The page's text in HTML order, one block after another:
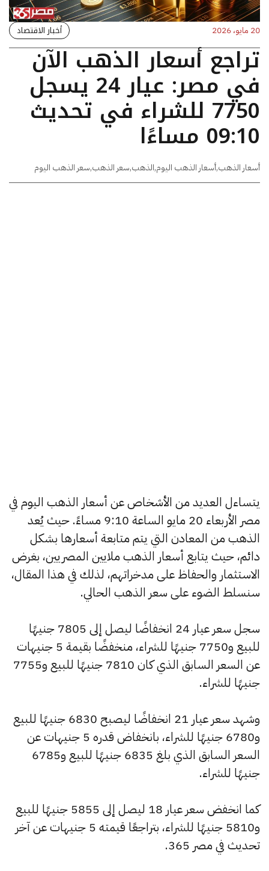
20 مايو، 2026 أخبار الاقتصاد
تراجع أسعار الذهب الآن
في مصر: عيار 24 يسجل
7750 للشراء في تحديث
09:10 مساءًا
أسعار الذهب,أسعار الذهب اليوم,الذهب,سعر الذهب,سعر الذهب اليوم
يتساءل العديد من الأشخاص عن أسعار الذهب اليوم في
مصر الأربعاء 20 مايو الساعة 9:10 مساءً. حيث يُعد
الذهب من المعادن التي يتم متابعة أسعارها بشكل
دائم، حيث يتابع أسعار الذهب ملايين المصريين، بغرض
الاستثمار والحفاظ على مدخراتهم، لذلك في هذا المقال،
سنسلط الضوء على سعر الذهب الحالي.
سجل سعر عيار 24 انخفاضًا ليصل إلى 7805 جنيهًا
للبيع و7750 جنيهًا للشراء، منخفضًا بقيمة 5 جنيهات
عن السعر السابق الذي كان 7810 جنيهًا للبيع و7755
جنيهًا للشراء.
وشهد سعر عيار 21 انخفاضًا ليصبح 6830 جنيهًا للبيع
و6780 جنيهًا للشراء، بانخفاض قدره 5 جنيهات عن
السعر السابق الذي بلغ 6835 جنيهًا للبيع و6785
جنيهًا للشراء.
كما انخفض سعر عيار 18 ليصل إلى 5855 جنيهًا للبيع
و5810 جنيهًا للشراء، بتراجعًا قيمته 5 جنيهات عن آخر
تحديث في مصر 365.